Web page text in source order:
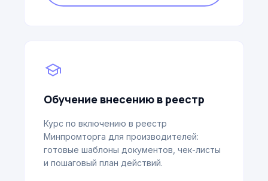
school
Обучение внесению в реестр
Курс по включению в реестр
Минпромторга для производителей:
готовые шаблоны документов, чек-листы
и пошаговый план действий.